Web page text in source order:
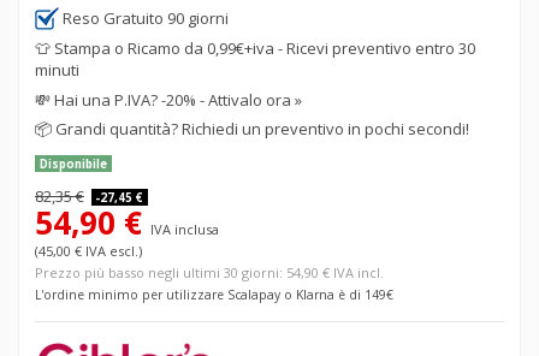
Reso Gratuito 90 giorni
👕 Stampa o Ricamo da 0,99€+iva - Ricevi preventivo entro 30
minuti
💸Hai una P.IVA? -20% - Attivalo ora »
📦 Grandi quantità? Richiedi un preventivo in pochi secondi!
Disponibile
82,35 € -27,45 €
54,90 € IVA inclusa
(45,00 € IVA escl.)
Prezzo più basso negli ultimi 30 giorni: 54,90 € IVA incl.
L'ordine minimo per utilizzare Scalapay o Klarna è di 149€